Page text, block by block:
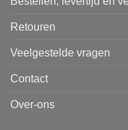
Retouren
Veelgestelde vragen
Contact
Over-ons